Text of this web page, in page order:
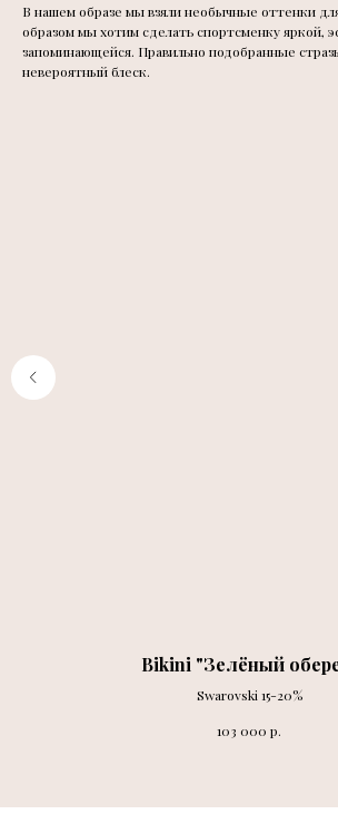
В нашем образе мы взяли необычные оттенки
образом мы хотим сделать спортсменку яркой,
запоминающейся. Правильно подобранные
невероятный блеск.
Bikini "Зелёный
Swarovski 15-20%
103 000 р.